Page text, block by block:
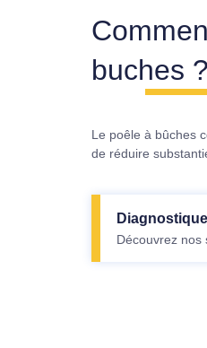
buches ?
Le poêle à bûches
de réduire
Découvrez nos